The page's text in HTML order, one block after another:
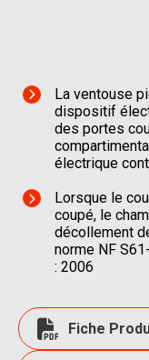
La ventouse
dispositif
des portes
électrique
Lorsque le
coupé, le
décollement
norme NF
: 2006
Fiche